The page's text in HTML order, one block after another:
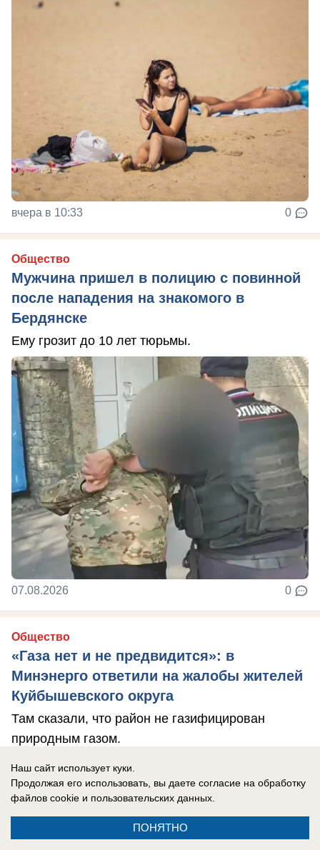
вчера в 10:33 0
Общество
Мужчина пришел в полицию с повинной
после нападения на знакомого в
Бердянске
Ему грозит до 10 лет тюрьмы.
07.08.2026 0
Общество
«Газа нет и не предвидится»: в
Минэнерго ответили на жалобы жителей
Куйбышевского округа
Там сказали, что район не газифицирован
природным газом.
Наш сайт использует куки.
Продолжая его использовать, вы даете согласие на обработку
файлов cookie и пользовательских данных.
ПОНЯТНО